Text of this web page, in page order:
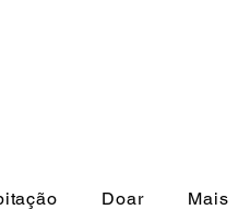
Doar Mais